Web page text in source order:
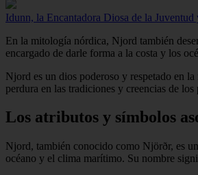
Idunn, la Encantadora Diosa de la Juventud
En la mitología nórdica, Njord también
encargado de darle forma a la costa y los
Njord es un dios poderoso y respetado en
perdura en las tradiciones y creencias de los
Los atributos y símbolos
Njord, también conocido como Njörðr, es
océano y el clima marítimo. Su nombre